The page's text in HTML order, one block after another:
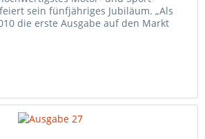
sein fünfjähriges Jubiläum. „Als
die erste Ausgabe auf den Markt